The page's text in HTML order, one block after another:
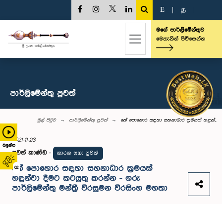
බලන්න
02
E த
මගේ පාර්ලිමේන්තුව
මෙතැනින් පිවිසෙන්න
පාර්ලි‌මේන්තු පුවත්
මුල් පිටුව පාර්ලි‌මේන්තු පුවත් තේ පොහොර සඳහා සහනාධාර ක්‍රමයක් හඳුන්...
2021-11-23
පුවත් කාණ්ඩ : කාරක සභා පුවත්
තේ පොහොර සඳහා සහනාධාර ක්‍රමයක්
හඳුන්වා දීමට කටයුතු කරන්න - ගරු
පාර්ලිමේන්තු මන්ත්‍රී වීරසුමන වීරසිංහ මහතා